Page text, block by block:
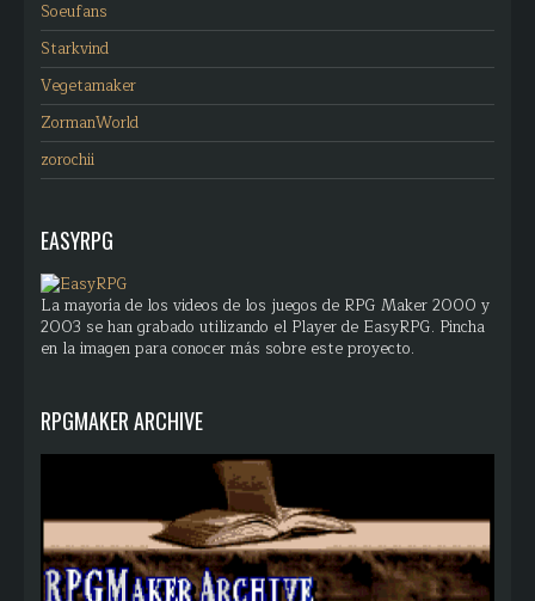
Soeufans
Starkvind
Vegetamaker
ZormanWorld
zorochii
EASYRPG
La mayoría de los videos de los juegos de RPG Maker 2000 y
2003 se han grabado utilizando el Player de EasyRPG. Pincha
en la imagen para conocer más sobre este proyecto.
RPGMAKER ARCHIVE